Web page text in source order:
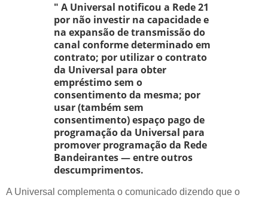
" A Universal notificou a Rede 21
por não investir na capacidade e
na expansão de transmissão do
canal conforme determinado em
contrato; por utilizar o contrato
da Universal para obter
empréstimo sem o
consentimento da mesma; por
usar (também sem
consentimento) espaço pago de
programação da Universal para
promover programação da Rede
Bandeirantes — entre outros
descumprimentos.
A Universal complementa o comunicado dizendo que o